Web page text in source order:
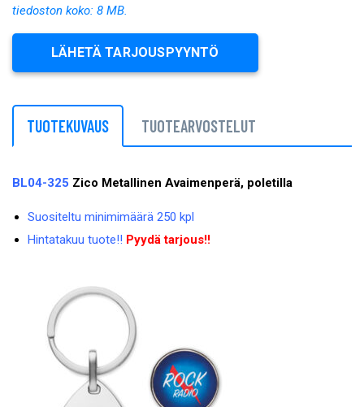
tiedoston koko: 8 MB.
LÄHETÄ TARJOUSPYYNTÖ
TUOTEKUVAUS TUOTEARVOSTELUT
BL04-325 Zico Metallinen Avaimenperä, poletilla
Suositeltu minimimäärä 250 kpl
Hintatakuu tuote!! Pyydä tarjous!!